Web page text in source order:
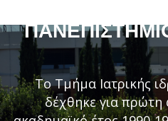
Το Τμήμα Ιατρικής
δέχθηκε για πρώτη